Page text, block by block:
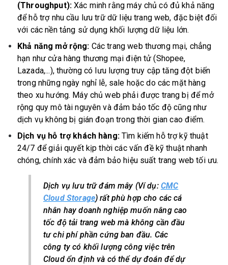
(Throughput):Xác minh rằng máy chủ có đủ khả năng
để hỗ trợ nhu cầu lưu trữ dữ liệu trang web, đặc biệt đối
với các nền tảng sử dụng khối lượng dữ liệu lớn.
Khả năng mở rộng: Các trang web thương mại, chẳng
hạn như cửa hàng thương mại điện tử (Shopee,
Lazada,...), thường có lưu lượng truy cập tăng đột biến
trong những ngày nghỉ lễ, sale hoặc do các mặt hàng
theo xu hướng. Máy chủ web phải được trang bị để mở
rộng quy mô tài nguyên và đảm bảo tốc độ cũng như
dịch vụ không bị gián đoạn trong thời gian cao điểm.
Dịch vụ hỗ trợ khách hàng:Tìm kiếm hỗ trợ kỹ thuật
24/7 để giải quyết kịp thời các vấn đề kỹ thuật nhanh
chóng, chính xác và đảm bảo hiệu suất trang web tối ưu.
Dịch vụ lưu trữ đám mây (Ví dụ: CMC
Cloud Storage) rất phù hợp cho các cá
nhân hay doanh nghiệp muốn nâng cao
tốc độ tải trang web mà không cần đầu
tư chi phí phần cứng ban đầu. Các
công ty có khối lượng công việc trên
Cloud ổn định và có thể dự đoán để dự